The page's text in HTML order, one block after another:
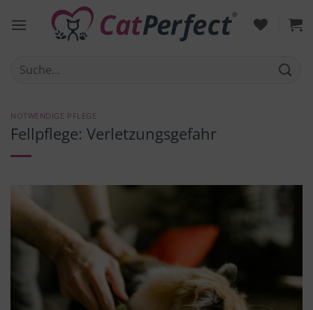
Inhalt
Suche
NOTWENDIGE PFLEGE
Fellpflege: Verletzungsgefahr